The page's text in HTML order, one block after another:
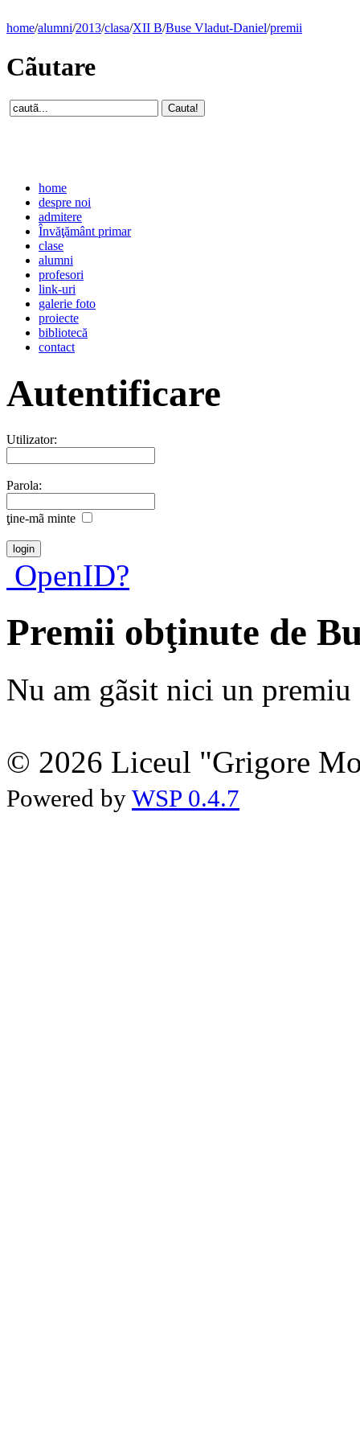
home/alumni/2013/clasa/XII B/Buse Vladut-Daniel/premii
Cãutare
home
despre noi
admitere
Învăţământ primar
clase
alumni
profesori
link-uri
galerie foto
proiecte
bibliotecă
contact
Autentificare
Utilizator:
Parola:
ţine-mã minte
OpenID?
Premii obţinute de
Nu am gãsit nici un premiu
© 2026 Liceul "Grigore
Powered by WSP 0.4.7